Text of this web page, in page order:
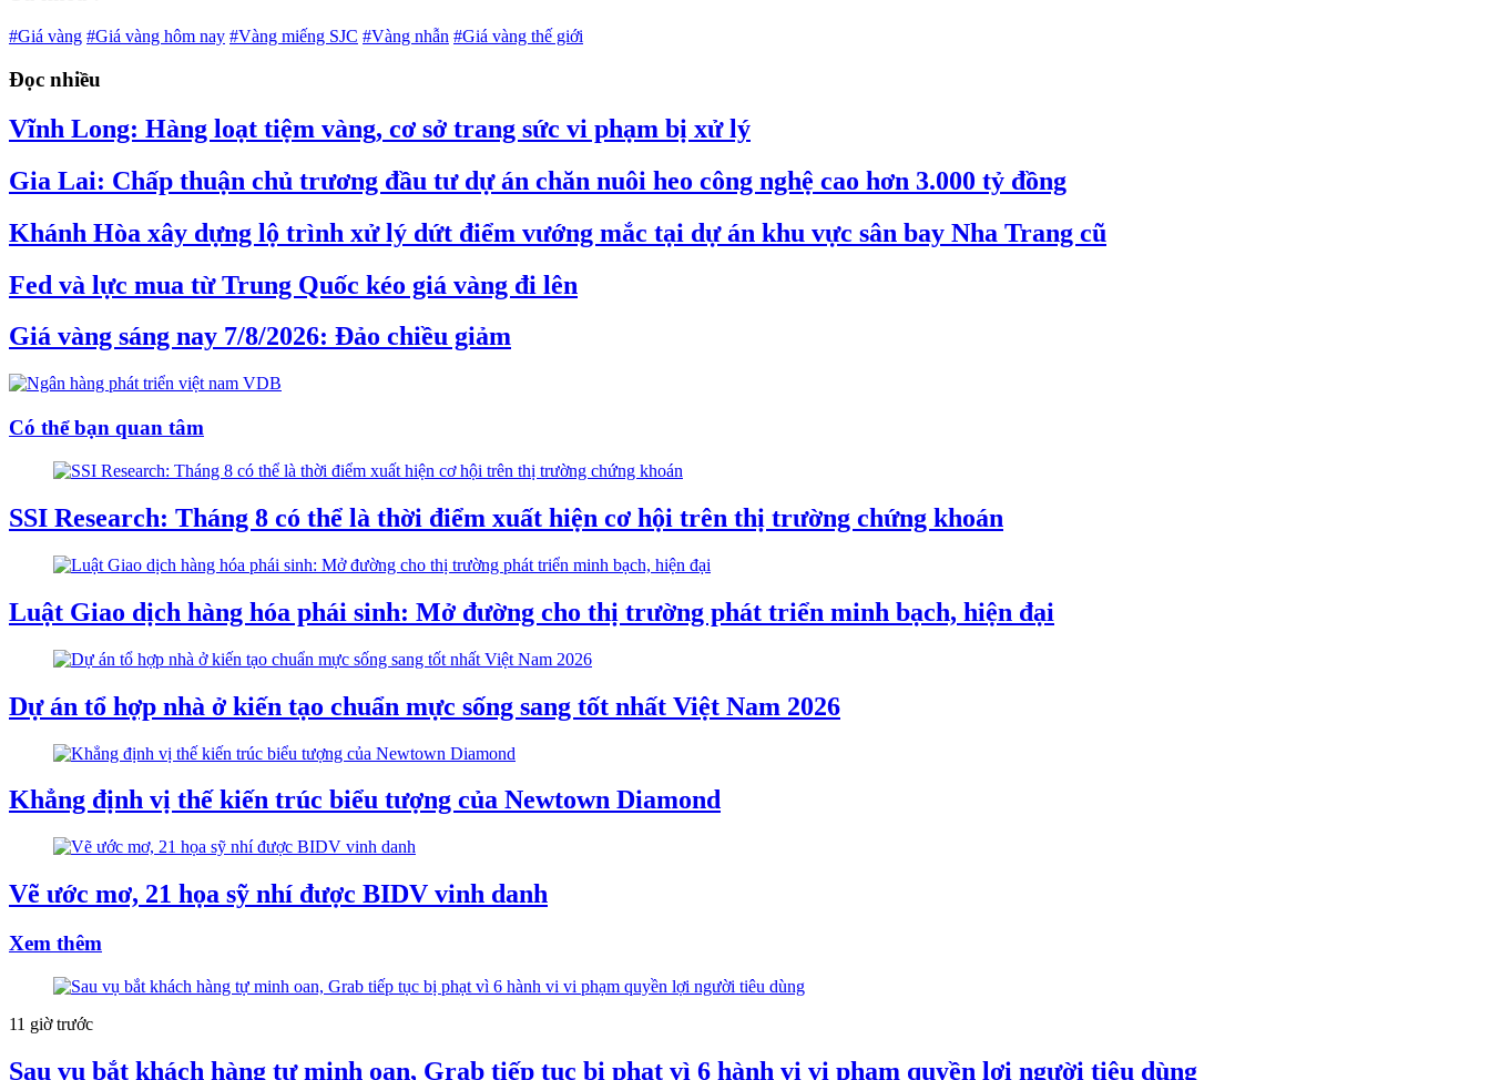
#Giá vàng #Giá vàng hôm nay #Vàng miếng SJC #Vàng nhẫn #Giá vàng thế giới
Đọc nhiều
Vĩnh Long: Hàng loạt tiệm vàng, cơ sở trang sức vi phạm bị xử lý
Gia Lai: Chấp thuận chủ trương đầu tư dự án chăn nuôi heo công nghệ cao hơn 3.000 tỷ đồng
Khánh Hòa xây dựng lộ trình xử lý dứt điểm vướng mắc tại dự án khu vực sân bay Nha Trang cũ
Fed và lực mua từ Trung Quốc kéo giá vàng đi lên
Giá vàng sáng nay 7/8/2026: Đảo chiều giảm
Có thể bạn quan tâm
SSI Research: Tháng 8 có thể là thời điểm xuất hiện cơ hội trên thị trường chứng khoán
Luật Giao dịch hàng hóa phái sinh: Mở đường cho thị trường phát triển minh bạch, hiện đại
Dự án tổ hợp nhà ở kiến tạo chuẩn mực sống sang tốt nhất Việt Nam 2026
Khẳng định vị thế kiến trúc biểu tượng của Newtown Diamond
Vẽ ước mơ, 21 họa sỹ nhí được BIDV vinh danh
Xem thêm
11 giờ trước
Sau vụ bắt khách hàng tự minh oan, Grab tiếp tục bị phạt vì 6 hành vi vi phạm quyền lợi người tiêu dùng